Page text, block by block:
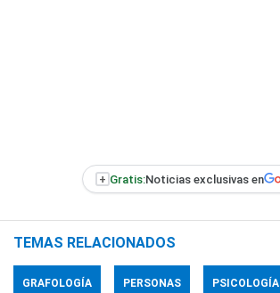
+ Gratis:Noticias exclusivas en
TEMAS RELACIONADOS
GRAFOLOGÍA PERSONAS PSICOLOGÍA